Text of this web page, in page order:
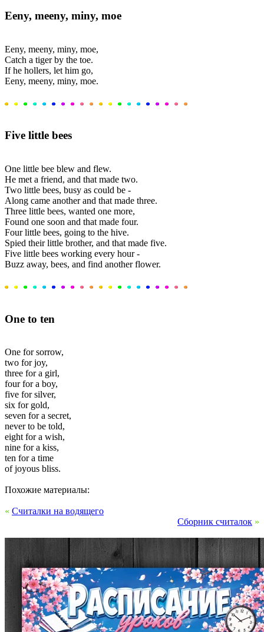
Eeny, meeny, miny, moe
Eeny, meeny, miny, moe,
Catch a tiger by the toe.
If he hollers, let him go,
Eeny, meeny, miny, moe.
Five little bees
One little bee blew and flew.
He met a friend, and that made two.
Two little bees, busy as could be -
Along came another and that made three.
Three little bees, wanted one more,
Found one soon and that made four.
Four little bees, going to the hive.
Spied their little brother, and that made five.
Five little bees working every hour -
Buzz away, bees, and find another flower.
One to ten
One for sorrow,
two for joy,
three for a girl,
four for a boy,
five for silver,
six for gold,
seven for a secret,
never to be told,
eight for a wish,
nine for a kiss,
ten for a time
of joyous bliss.
Похожие материалы:
« Считалки на водящего
Сборник считалок »